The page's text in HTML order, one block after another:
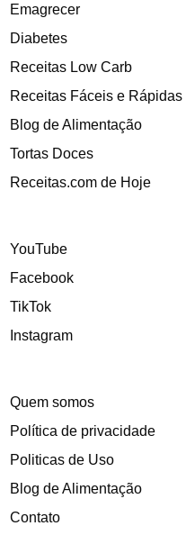
Emagrecer
Diabetes
Receitas Low Carb
Receitas Fáceis e Rápidas
Blog de Alimentação
Tortas Doces
Receitas.com de Hoje
YouTube
Facebook
TikTok
Instagram
Quem somos
Política de privacidade
Politicas de Uso
Blog de Alimentação
Contato